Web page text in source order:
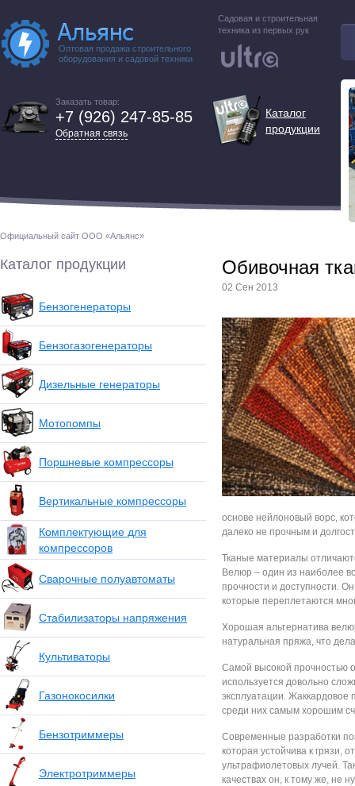
Оптовая продажа строительного
оборудования и садовой техники
Садовая и строительная
техника из первых рук
Заказать товар:
+7 (926) 247-85-85
Обратная связь
Каталог
продукции
Официальный сайт ООО «Альянс»
Каталог продукции
Бензогенераторы
Бензогазогенераторы
Дизельные генераторы
Мотопомпы
Поршневые компрессоры
Вертикальные компрессоры
Комплектующие для
компрессоров
Сварочные полуавтоматы
Стабилизаторы напряжения
Культиваторы
Газонокосилки
Бензотриммеры
Электротриммеры
Обивочная
02 Сен 2013
основе нейлоновый ворс,
далеко не прочным и
Тканые материалы
Велюр – один из наиболее
прочности и доступности.
которые переплетаются
Хорошая альтернатива
натуральная пряжа, что
Самой высокой прочностью
используется довольно
эксплуатации. Жаккардовое
среди них самым хорошим
Современные разработки
которая устойчива к грязи,
ультрафиолетовых лучей.
качествах он, к тому же, не